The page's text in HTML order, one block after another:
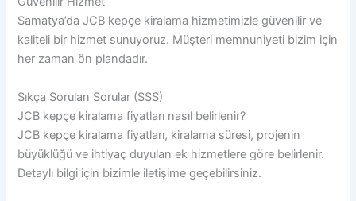
Samatya’da JCB kepçe kiralama hizmetimizle güvenilir ve
kaliteli bir hizmet sunuyoruz. Müşteri memnuniyeti bizim için
her zaman ön plandadır.
Sıkça Sorulan Sorular (SSS)
JCB kepçe kiralama fiyatları nasıl belirlenir?
JCB kepçe kiralama fiyatları, kiralama süresi, projenin
büyüklüğü ve ihtiyaç duyulan ek hizmetlere göre belirlenir.
Detaylı bilgi için bizimle iletişime geçebilirsiniz.